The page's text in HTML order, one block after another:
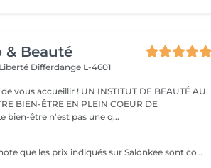
& Beauté
Differdange L-4601
! UN INSTITUT DE BEAUTÉ AU
BIEN-ÊTRE EN PLEIN COEUR DE
Le bien-être n'est pas une q...
Veuillez prendre note que les prix indiqués sur Salonkee sont communiqués à titre informatif et s'entendent de base. Ces derniers sont susceptibles de varier selon le diagnostic réalisé à votre arrivée au salon et l'expertise du professionnel à qui vous confiez votre beauté. Dans tous les cas, un devis précis vous sera proposé et toutes réalisations de prestations seront effectuées avec votre accord. Un grand merci d'avance pour votre compréhension. Au plaisir de vous recevoir très vite.